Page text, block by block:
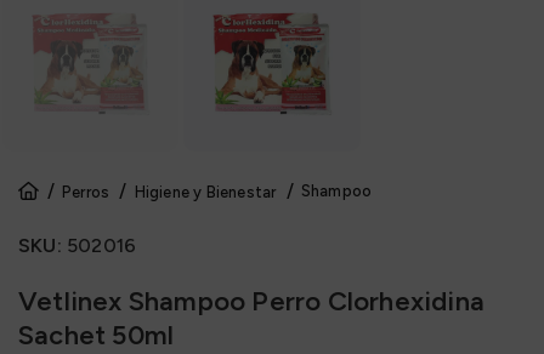
Perros Higiene y Bienestar Shampoo
SKU: 502016
Vetlinex Shampoo Perro Clorhexidina
Sachet 50ml